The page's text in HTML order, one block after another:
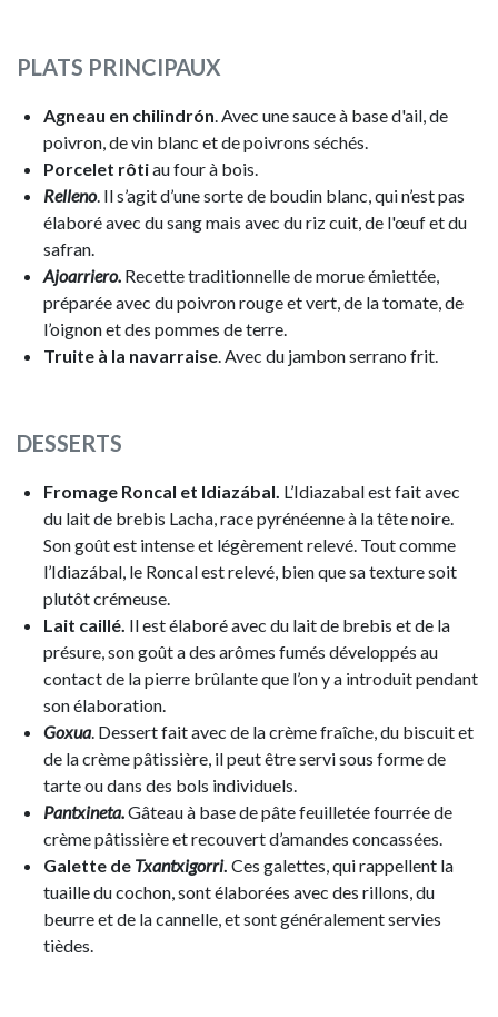
PLATS PRINCIPAUX
Agneau en chilindrón. Avec une sauce à base d'ail, de
poivron, de vin blanc et de poivrons séchés.
Porcelet rôtiau four à bois.
Relleno. Il s’agit d’une sorte de boudin blanc, qui n’est pas
élaboré avec du sang mais avec du riz cuit, de l'œuf et du
safran.
Ajoarriero. Recette traditionnelle de morue émiettée,
préparée avec du poivron rouge et vert, de la tomate, de
l’oignon et des pommes de terre.
Truite à la navarraise. Avec du jambon serrano frit.
DESSERTS
Fromage Roncal et Idiazábal. L’Idiazabal est fait avec
du lait de brebis Lacha, race pyrénéenne à la tête noire.
Son goût est intense et légèrement relevé. Tout comme
l’Idiazábal, le Roncal est relevé, bien que sa texture soit
plutôt crémeuse.
Lait caillé. Il est élaboré avec du lait de brebis et de la
présure, son goût a des arômes fumés développés au
contact de la pierre brûlante que l’on y a introduit pendant
son élaboration.
Goxua. Dessert fait avec de la crème fraîche, du biscuit et
de la crème pâtissière, il peut être servi sous forme de
tarte ou dans des bols individuels.
Pantxineta.Gâteau à base de pâte feuilletée fourrée de
crème pâtissière et recouvert d’amandes concassées.
Galette de Txantxigorri. Ces galettes, qui rappellent la
tuaille du cochon, sont élaborées avec des rillons, du
beurre et de la cannelle, et sont généralement servies
tièdes.